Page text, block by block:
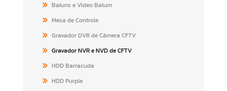
Baluns e Vídeo Balum
Mesa de Controle
Gravador DVR de Câmera CFTV
Gravador NVR e NVD de CFTV
HDD Barracuda
HDD Purple